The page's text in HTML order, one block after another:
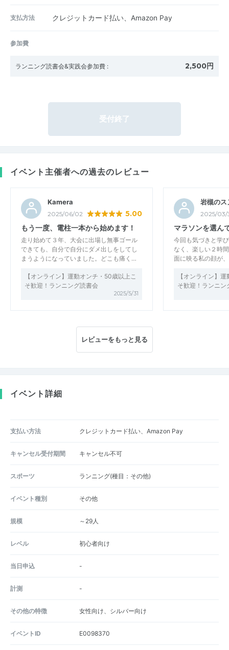
支払方法 クレジットカード払い、Amazon Pay
参加費
ランニング読書会&実践会参加費 : 2,500円
受付終了
イベント主催者への過去のレビュー
Kamera
2025/06/02 5.00
もう一度、電柱一本から始めます！
走り始めて３年、大会に出場し無事ゴール
できても、自分で自分にダメ出しをしてし
まうようになっていました。どこも痛く…
【オンライン】運動オンチ・50歳以上こ
そ歓迎！ランニング読書会
2025/5/31
岩槻のス
2025/03/
マラソンを選ん
今回も気づきと学
なく、楽しい２時
面に映る私の顔が
【オンライン】
そ歓迎！ランニン
レビューをもっと見る
イベント詳細
支払い方法 クレジットカード払い、Amazon Pay
キャンセル受付期間 キャンセル不可
スポーツ ランニング(種目：その他)
イベント種別 その他
規模 ～29人
レベル 初心者向け
当日申込 -
計測 -
その他の特徴 女性向け、シルバー向け
イベントID E0098370